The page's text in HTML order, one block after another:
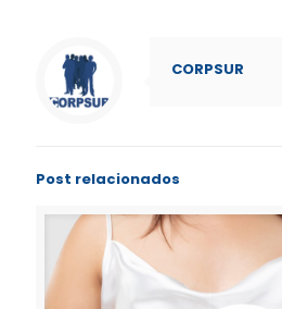
CORPSUR
Post relacionados